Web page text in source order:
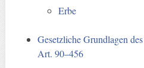
Erbe
Gesetzliche Grundlagen
Art. 90–456